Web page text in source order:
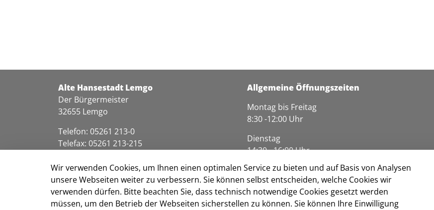
Alte Hansestadt Lemgo
Der Bürgermeister
32655 Lemgo
Telefon: 05261 213-0
Telefax: 05261 213-215
Allgemeine Öffnungszeiten
Montag bis Freitag
8:30 -12:00 Uhr
Dienstag
14:30 - 16:00 Uhr
Donnerstag
16:00 - 17:00 Uhr
Die Öffnungszeiten der Dienststellen und
Wir verwenden Cookies, um Ihnen einen optimalen Service zu bieten und auf Basis von Analysen
unsere Webseiten weiter zu verbessern. Sie können selbst entscheiden, welche Cookies wir
verwenden dürfen. Bitte beachten Sie, dass technisch notwendige Cookies gesetzt werden
müssen, um den Betrieb der Webseiten sicherstellen zu können. Sie können Ihre Einwilligung